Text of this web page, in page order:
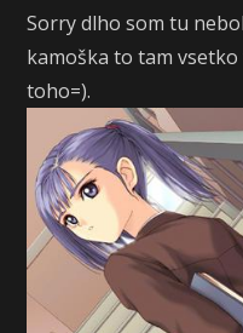
Sorry dlho som tu
kamoška to tam
toho=).